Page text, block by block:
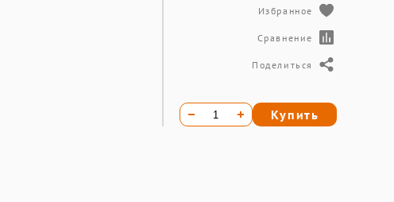
Избранное
Сравнение
Поделиться
Купить